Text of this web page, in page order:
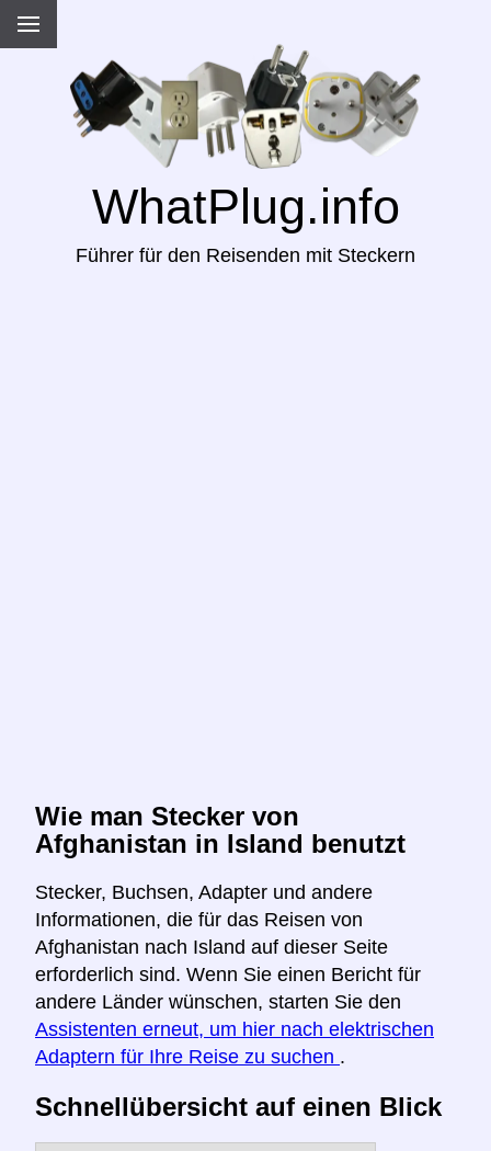
WhatPlug.info
Führer für den Reisenden mit Steckern
Wie man Stecker von
Afghanistan in Island benutzt
Stecker, Buchsen, Adapter und andere
Informationen, die für das Reisen von
Afghanistan nach Island auf dieser Seite
erforderlich sind. Wenn Sie einen Bericht für
andere Länder wünschen, starten Sie den
Assistenten erneut, um hier nach elektrischen
Adaptern für Ihre Reise zu suchen .
Schnellübersicht auf einen Blick